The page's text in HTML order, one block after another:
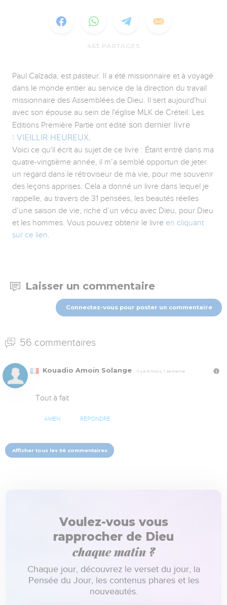
463 PARTAGES
Paul Calzada, est pasteur. Il a été missionnaire et à voyagé
dans le monde entier au service de la direction du travail
missionnaire des Assemblées de Dieu. Il sert aujourd'hui
avec son épouse au sein de l'église MLK de Créteil. Les
Editions Première Partie ont édité son dernier livre
: VIEILLIR HEUREUX.
Voici ce qu'il écrit au sujet de ce livre : Étant entré dans ma
quatre-vingtième année, il m’a semblé opportun de jeter
un regard dans le rétroviseur de ma vie, pour me souvenir
des leçons apprises. Cela a donné un livre dans lequel je
rappelle, au travers de 31 pensées, les beautés réelles
d’une saison de vie, riche d’un vécu avec Dieu, pour Dieu
et les hommes. Vous pouvez obtenir le livre en cliquant
sur ce lien.
Laisser un commentaire
Connectez-vous pour poster un commentaire
56 commentaires
Kouadio Amoin Solange Il y a 9 mois, 1 semaine
Tout à fait
AMEN RÉPONDRE
Afficher tous les 56 commentaires
Voulez-vous vous
rapprocher de Dieu
chaque matin ?
Chaque jour, découvrez le verset du jour, la
Pensée du Jour, les contenus phares et les
nouveautés.